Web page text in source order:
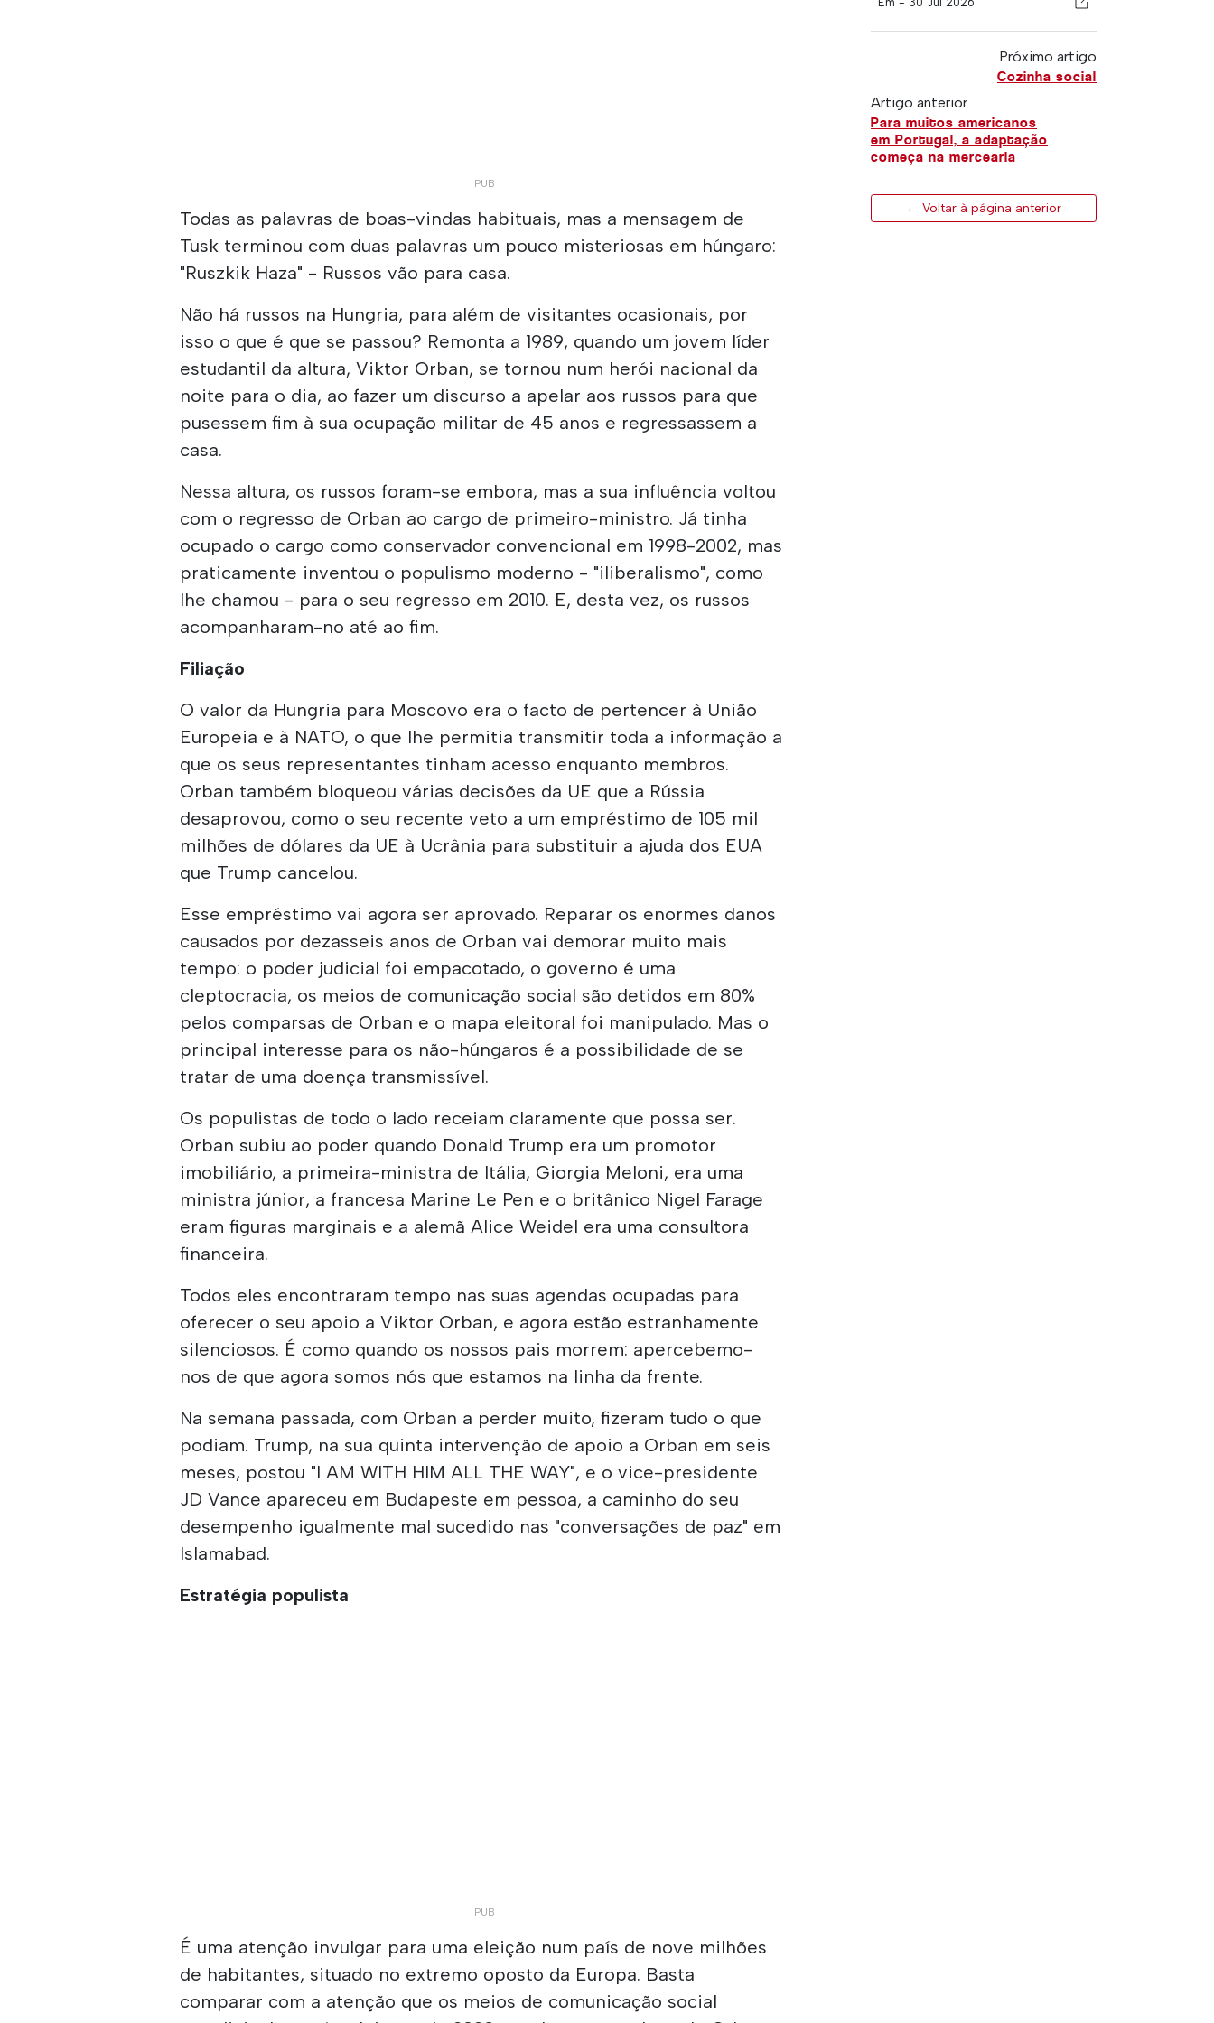
Todas as palavras de boas-vindas habituais, mas a mensagem de
Tusk terminou com duas palavras um pouco misteriosas em húngaro:
"Ruszkik Haza" - Russos vão para casa.
Não há russos na Hungria, para além de visitantes ocasionais, por
isso o que é que se passou? Remonta a 1989, quando um jovem líder
estudantil da altura, Viktor Orban, se tornou num herói nacional da
noite para o dia, ao fazer um discurso a apelar aos russos para que
pusessem fim à sua ocupação militar de 45 anos e regressassem a
casa.
Nessa altura, os russos foram-se embora, mas a sua influência voltou
com o regresso de Orban ao cargo de primeiro-ministro. Já tinha
ocupado o cargo como conservador convencional em 1998-2002, mas
praticamente inventou o populismo moderno - "iliberalismo", como
lhe chamou - para o seu regresso em 2010. E, desta vez, os russos
acompanharam-no até ao fim.
Filiação
O valor da Hungria para Moscovo era o facto de pertencer à União
Europeia e à NATO, o que lhe permitia transmitir toda a informação a
que os seus representantes tinham acesso enquanto membros.
Orban também bloqueou várias decisões da UE que a Rússia
desaprovou, como o seu recente veto a um empréstimo de 105 mil
milhões de dólares da UE à Ucrânia para substituir a ajuda dos EUA
que Trump cancelou.
Esse empréstimo vai agora ser aprovado. Reparar os enormes danos
causados por dezasseis anos de Orban vai demorar muito mais
tempo: o poder judicial foi empacotado, o governo é uma
cleptocracia, os meios de comunicação social são detidos em 80%
pelos comparsas de Orban e o mapa eleitoral foi manipulado. Mas o
principal interesse para os não-húngaros é a possibilidade de se
tratar de uma doença transmissível.
Os populistas de todo o lado receiam claramente que possa ser.
Orban subiu ao poder quando Donald Trump era um promotor
imobiliário, a primeira-ministra de Itália, Giorgia Meloni, era uma
ministra júnior, a francesa Marine Le Pen e o britânico Nigel Farage
eram figuras marginais e a alemã Alice Weidel era uma consultora
financeira.
Todos eles encontraram tempo nas suas agendas ocupadas para
oferecer o seu apoio a Viktor Orban, e agora estão estranhamente
silenciosos. É como quando os nossos pais morrem: apercebemo-
nos de que agora somos nós que estamos na linha da frente.
Na semana passada, com Orban a perder muito, fizeram tudo o que
podiam. Trump, na sua quinta intervenção de apoio a Orban em seis
meses, postou "I AM WITH HIM ALL THE WAY", e o vice-presidente
JD Vance apareceu em Budapeste em pessoa, a caminho do seu
desempenho igualmente mal sucedido nas "conversações de paz" em
Islamabad.
Estratégia populista
É uma atenção invulgar para uma eleição num país de nove milhões
de habitantes, situado no extremo oposto da Europa. Basta
comparar com a atenção que os meios de comunicação social
Próximo artigo
Cozinha social
Artigo anterior
Para muitos americanos
em Portugal, a adaptação
começa na mercearia
← Voltar à página anterior